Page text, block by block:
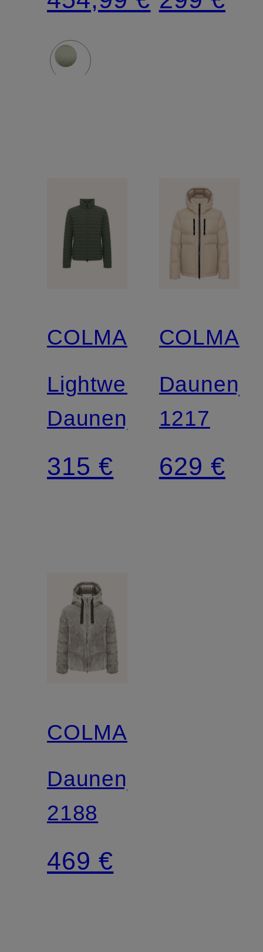
COLMAR
Lightweight-
Daunenjacke
315 €
COLMAR
1217
629 €
COLMAR
Daunenjacke
2188
469 €